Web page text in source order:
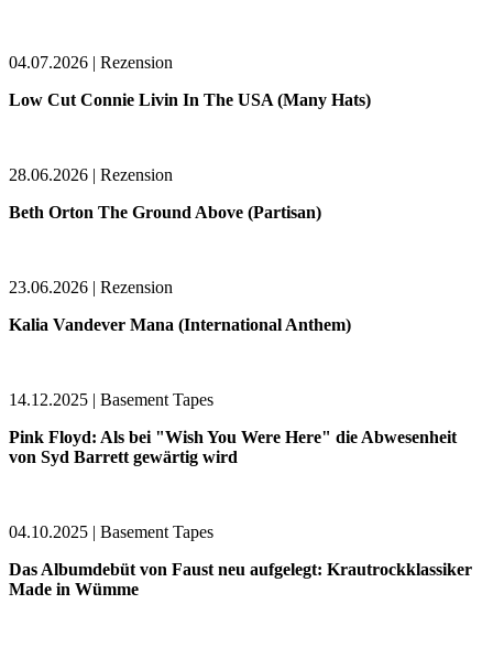
04.07.2026 | Rezension
Low Cut Connie Livin In The USA (Many Hats)
28.06.2026 | Rezension
Beth Orton The Ground Above (Partisan)
23.06.2026 | Rezension
Kalia Vandever Mana (International Anthem)
14.12.2025 | Basement Tapes
Pink Floyd: Als bei "Wish You Were Here" die Abwesenheit
von Syd Barrett gewärtig wird
04.10.2025 | Basement Tapes
Das Albumdebüt von Faust neu aufgelegt: Krautrockklassiker
Made in Wümme